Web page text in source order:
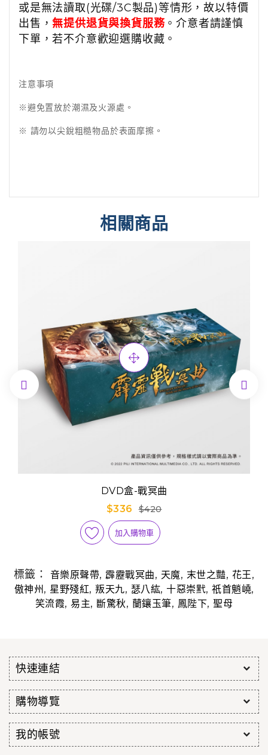
或是無法讀取(光碟/3C製品)等情形，故以特價
出售，無提供退貨與換貨服務。介意者請謹慎
下單，若不介意歡迎選購收藏。
注意事項
※避免置放於潮濕及火源處。
※ 請勿以尖銳粗糙物品於表面摩擦。
相關商品
DVD盒-戰冥曲
$336
$420
加入購物車
 
標籤： 音樂原聲帶,霹靂戰冥曲, 天魔, 末世之豔, 花王,
傲神州 , 星野殘紅, 叛天九, 瑟八紘, 十惡崇黓, 祇首魈嶢,
笑流霞,易主, 斷驚秋, 蘭鑲玉筆, 鳳陛下,聖母
快速連結
購物導覽
我的帳號